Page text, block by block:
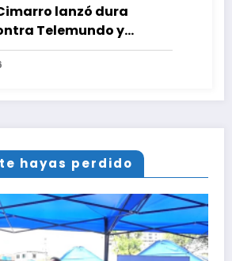
lanzó dura
Telemundo y
que hacen en su contra
hayas perdido
Noticias